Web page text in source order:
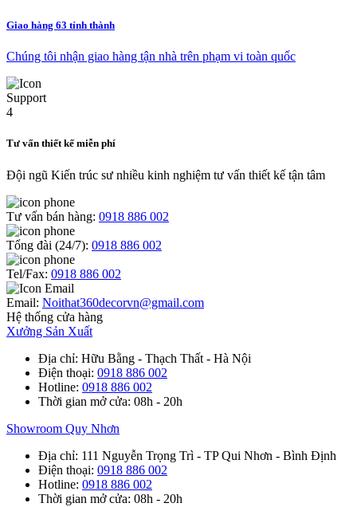
Giao hàng 63 tỉnh thành
Chúng tôi nhận giao hàng tận nhà trên phạm vi toàn quốc
Tư vấn thiết kế miễn phí
Đội ngũ Kiến trúc sư nhiều kinh nghiệm tư vấn thiết kế tận tâm
Tư vấn bán hàng: 0918 886 002
Tổng đài (24/7): 0918 886 002
Tel/Fax: 0918 886 002
Email: Noithat360decorvn@gmail.com
Hệ thống cửa hàng
Xưởng Sản Xuất
Địa chỉ: Hữu Bằng - Thạch Thất - Hà Nội
Điện thoại: 0918 886 002
Hotline: 0918 886 002
Thời gian mở cửa: 08h - 20h
Showroom Quy Nhơn
Địa chỉ: 111 Nguyễn Trọng Trì - TP Qui Nhơn - Bình Định
Điện thoại: 0918 886 002
Hotline: 0918 886 002
Thời gian mở cửa: 08h - 20h